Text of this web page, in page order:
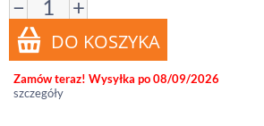
− +
Zamów teraz! Wysyłka po 08/09/2026
szczegóły